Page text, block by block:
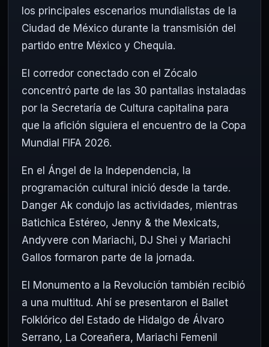
los principales escenarios mundialistas de la
Ciudad de México durante la transmisión del
partido entre México y Chequia.
El corredor conectado con el Zócalo
concentró parte de las 30 pantallas instaladas
por la Secretaría de Cultura capitalina para
que la afición siguiera el encuentro de la Copa
Mundial FIFA 2026.
En el Ángel de la Independencia, la
programación cultural inició desde la tarde.
Danger Ak condujo las actividades, mientras
Batichica Estéreo, Jenny & the Mexicats,
Andyvere con Mariachi, DJ Shei y Mariachi
Gallos formaron parte de la jornada.
El Monumento a la Revolución también recibió
a una multitud. Ahí se presentaron el Ballet
Folklórico del Estado de Hidalgo de Álvaro
Serrano, La Coreañera, Mariachi Femenil